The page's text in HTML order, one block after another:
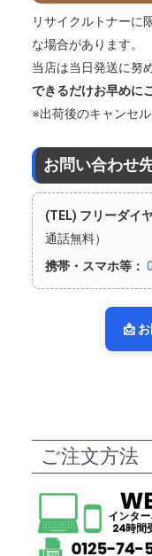
リサイクルトナーに
な場合があります。
当店は当日発送に努
できるだけお早めに
※出荷後のキャンセ
お問い合わせ
(TEL) フリーダイ
通話無料）
携帯・スマホ等：
📩
ご注文方法